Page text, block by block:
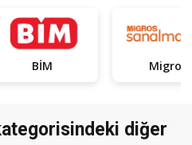
BİM Migros
diğer